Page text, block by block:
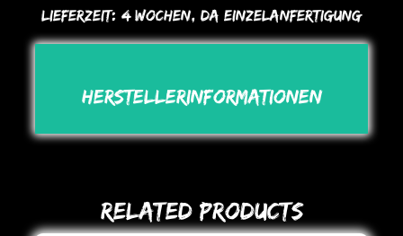
Lieferzeit: 4 Wochen, Da Einzelanfertigung
Herstellerinformationen
Related Products